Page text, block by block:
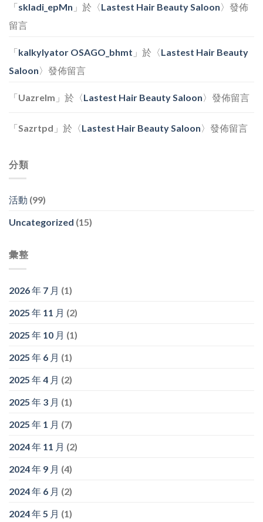
坊〉
中
「skladi_epMn 」於〈Lastest Hair Beauty Saloon〉發佈
留言
「kalkylyator OSAGO_bhmt 」於〈Lastest Hair Beauty
Saloon〉發佈留言
「Uazrelm 」於〈Lastest Hair Beauty Saloon〉發佈留言
「Sazrtpd 」於〈Lastest Hair Beauty Saloon〉發佈留言
分類
活動 (99)
Uncategorized (15)
彙整
2026 年 7 月 (1)
2025 年 11 月 (2)
2025 年 10 月 (1)
2025 年 6 月 (1)
2025 年 4 月 (2)
2025 年 3 月 (1)
2025 年 1 月 (7)
2024 年 11 月 (2)
2024 年 9 月 (4)
2024 年 6 月 (2)
2024 年 5 月 (1)